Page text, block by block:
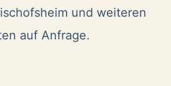
und weiteren
auf Anfrage.